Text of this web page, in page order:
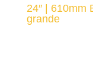
24″ | 610mm
grande